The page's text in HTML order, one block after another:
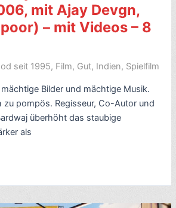
mit Ajay Devgn,
– mit Videos – 8
seit 1995, Film, Gut, Indien, Spielfilm
Bilder und mächtige Musik.
zu pompös. Regisseur, Co-Autor und
überhöht das staubige
als